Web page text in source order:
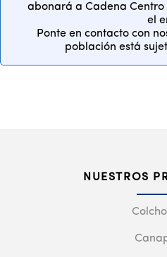
abonará a Cadena Centro
el
Ponte en contacto con
población está
NUESTROS